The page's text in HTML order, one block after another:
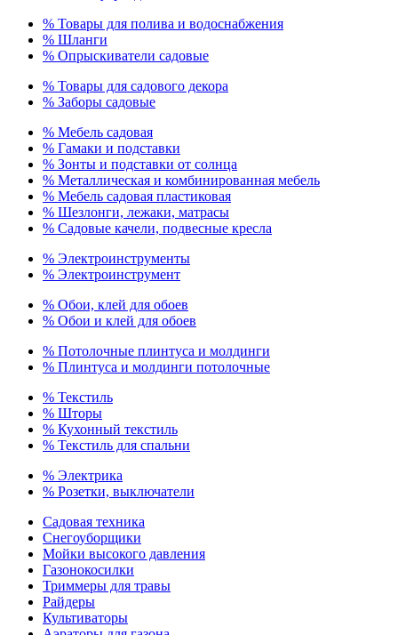
% Товары для полива и водоснабжения
% Шланги
% Опрыскиватели садовые
% Товары для садового декора
% Заборы садовые
% Мебель садовая
% Гамаки и подставки
% Зонты и подставки от солнца
% Металлическая и комбинированная мебель
% Мебель садовая пластиковая
% Шезлонги, лежаки, матрасы
% Садовые качели, подвесные кресла
% Электроинструменты
% Электроинструмент
% Обои, клей для обоев
% Обои и клей для обоев
% Потолочные плинтуса и молдинги
% Плинтуса и молдинги потолочные
% Текстиль
% Шторы
% Кухонный текстиль
% Текстиль для спальни
% Электрика
% Розетки, выключатели
Садовая техника
Снегоуборщики
Мойки высокого давления
Газонокосилки
Триммеры для травы
Райдеры
Культиваторы